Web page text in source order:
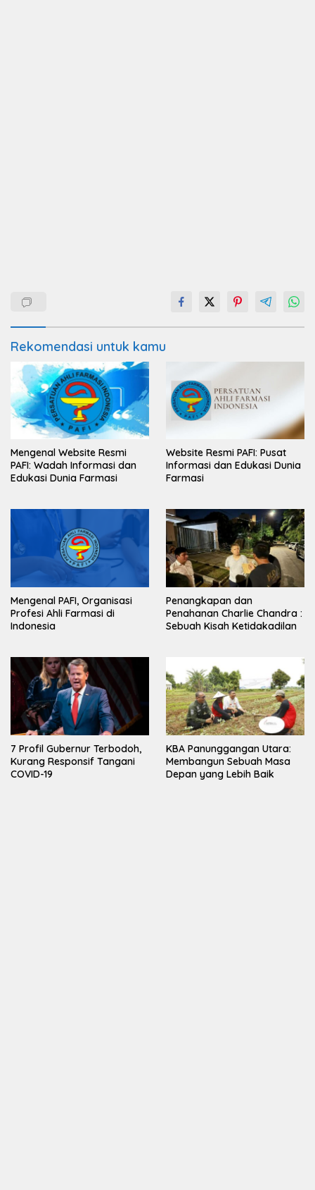
Rekomendasi untuk kamu
Mengenal Website Resmi
PAFI: Wadah Informasi dan
Edukasi Dunia Farmasi
Website Resmi PAFI: Pusat
Informasi dan Edukasi Dunia
Farmasi
Mengenal PAFI, Organisasi
Profesi Ahli Farmasi di
Indonesia
Penangkapan dan
Penahanan Charlie Chandra :
Sebuah Kisah Ketidakadilan
7 Profil Gubernur Terbodoh,
Kurang Responsif Tangani
COVID-19
KBA Panunggangan Utara:
Membangun Sebuah Masa
Depan yang Lebih Baik